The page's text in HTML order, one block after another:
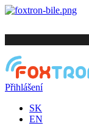
Přihlášení
SK
EN